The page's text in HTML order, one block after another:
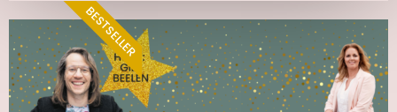
BESTSELLER